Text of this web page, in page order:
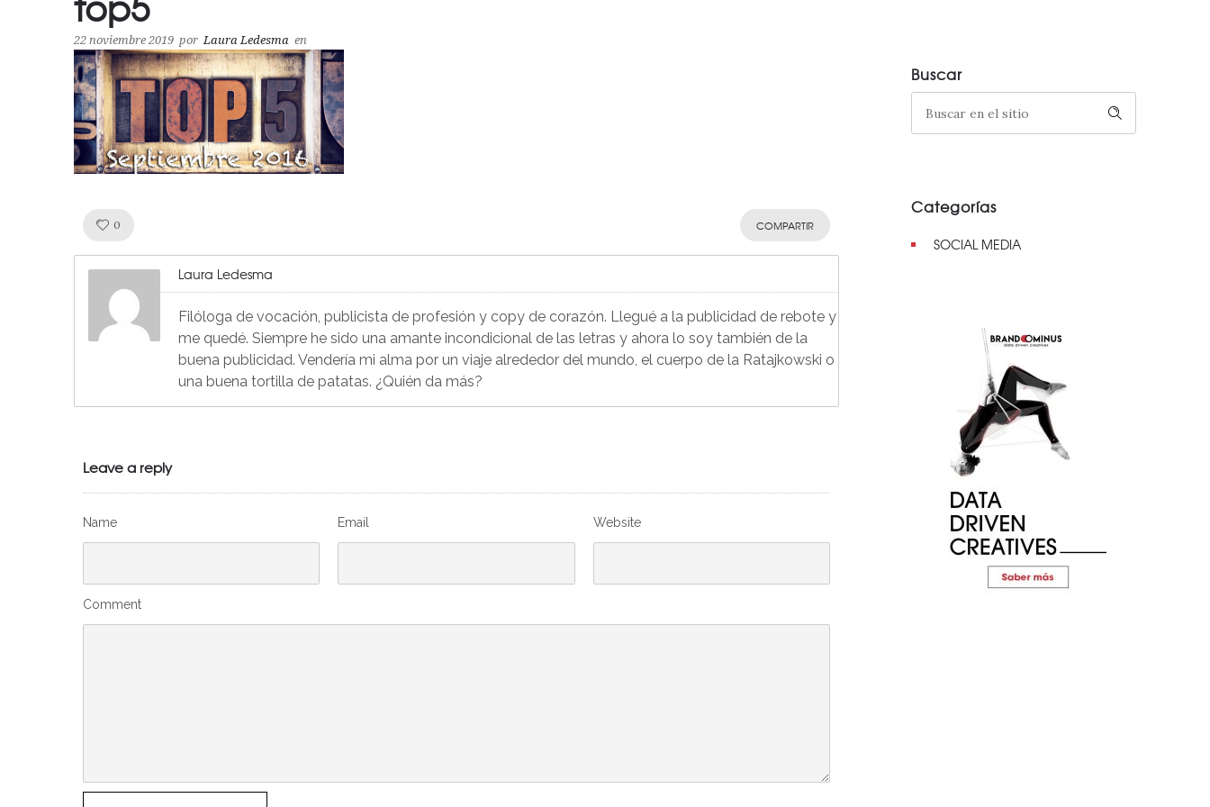
22 noviembre 2019 por Laura Ledesma en
0 COMPARTIR
Laura Ledesma
Filóloga de vocación, publicista de profesión y copy de corazón. Llegué a la publicidad de rebote y
me quedé. Siempre he sido una amante incondicional de las letras y ahora lo soy también de la
buena publicidad. Vendería mi alma por un viaje alrededor del mundo, el cuerpo de la Ratajkowski o
una buena tortilla de patatas. ¿Quién da más?
Leave a reply
Name Email Website
Comment
Buscar
Categorías
SOCIAL MEDIA